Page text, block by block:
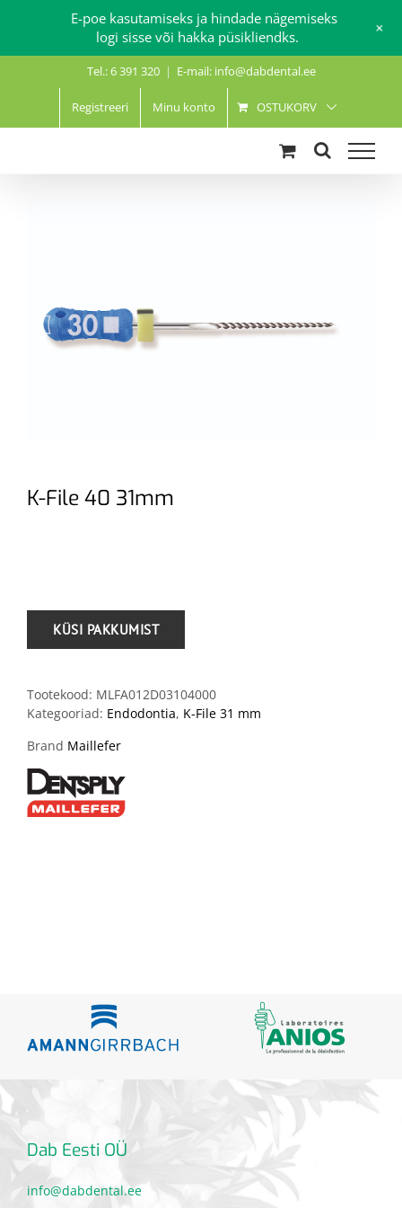
Tel.: 6 391 320 | E-mail: info@dabdental.ee
Registreeri Minu konto OSTUKORV
K-File 40 31mm
Tootekood: MLFA012D03104000
Kategooriad: Endodontia, K-File 31 mm
Brand Maillefer
Dab Eesti OÜ
info@dabdental.ee
E-poe kasutamiseks ja hindade nägemiseks
logi sisse või hakka püsikliendks.
+